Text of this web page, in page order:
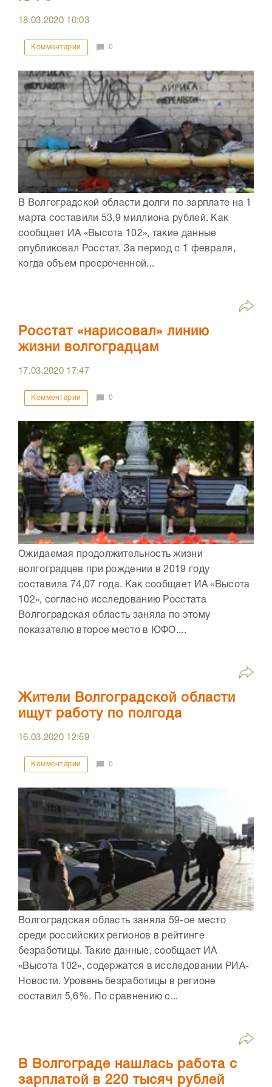
18.03.2020 10:03
Комментарии 0
В Волгоградской области долги по зарплате на 1
марта составили 53,9 миллиона рублей. Как
сообщает ИА «Высота 102», такие данные
опубликовал Росстат. За период с 1 февраля,
когда объем просроченной...
Росстат «нарисовал» линию
жизни волгоградцам
17.03.2020 17:47
Комментарии 0
Ожидаемая продолжительность жизни
волгоградцев при рождении в 2019 году
составила 74,07 года. Как сообщает ИА «Высота
102», согласно исследованию Росстата
Волгоградская область заняла по этому
показателю второе место в ЮФО....
Жители Волгоградской области
ищут работу по полгода
16.03.2020 12:59
Комментарии 0
Волгоградская область заняла 59-ое место
среди российских регионов в рейтинге
безработицы. Такие данные, сообщает ИА
«Высота 102», содержатся в исследовании РИА-
Новости. Уровень безработицы в регионе
составил 5,6%. По сравнению с...
В Волгограде нашлась работа с
зарплатой в 220 тысяч рублей